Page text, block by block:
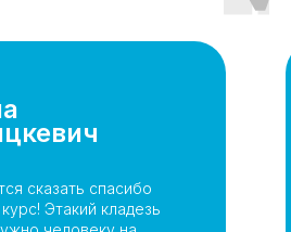
сказать спасибо
Этакий кладезь